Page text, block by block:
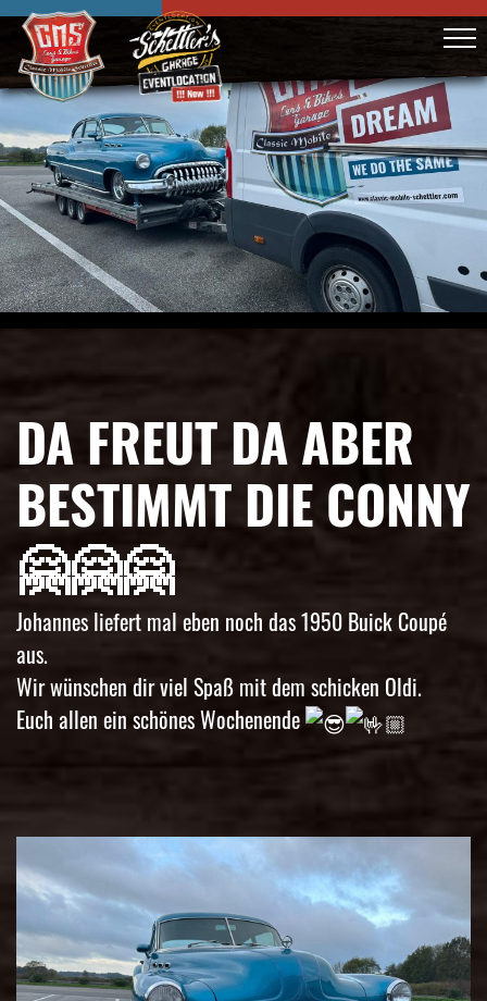
DA FREUT DA ABER
BESTIMMT DIE CONNY
🤗🤗🤗
Johannes liefert mal eben noch das 1950 Buick Coupé
aus.
Wir wünschen dir viel Spaß mit dem schicken Oldi.
Euch allen ein schönes Wochenende